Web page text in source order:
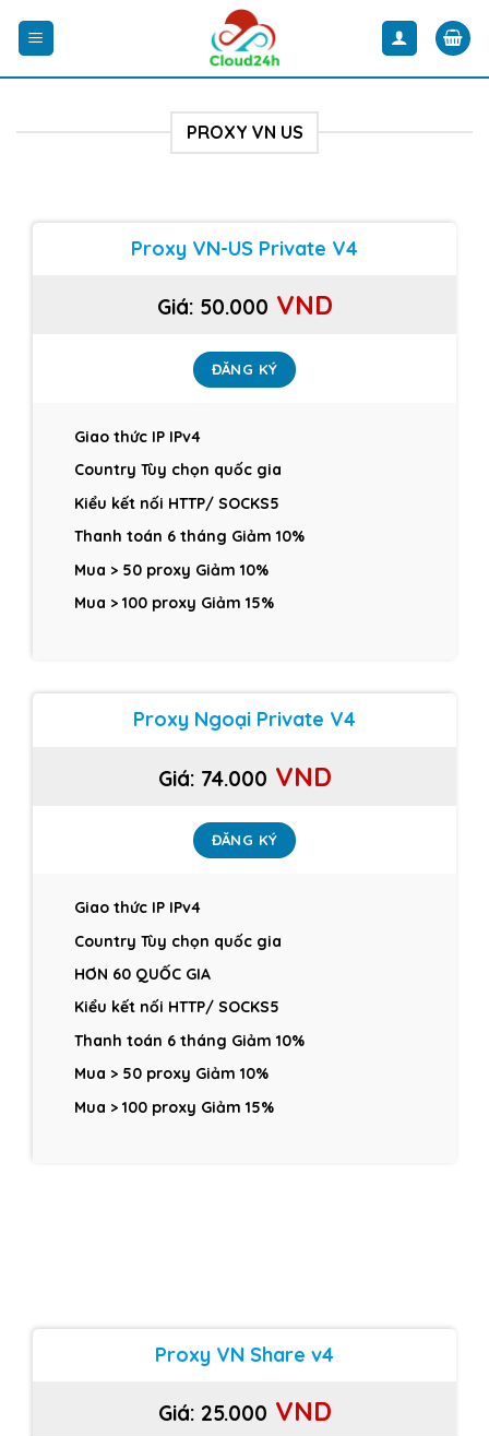
PROXY VN US
Proxy VN-US Private V4
Giá: 50.000 VND
ĐĂNG KÝ
Giao thức IP IPv4
Country Tùy chọn quốc gia
Kiểu kết nối HTTP/ SOCKS5
Thanh toán 6 tháng Giảm 10%
Mua > 50 proxy Giảm 10%
Mua > 100 proxy Giảm 15%
Proxy Ngoại Private V4
Giá: 74.000 VND
ĐĂNG KÝ
Giao thức IP IPv4
Country Tùy chọn quốc gia
HƠN 60 QUỐC GIA
Kiểu kết nối HTTP/ SOCKS5
Thanh toán 6 tháng Giảm 10%
Mua > 50 proxy Giảm 10%
Mua > 100 proxy Giảm 15%
Proxy VN Share v4
Giá: 25.000 VND